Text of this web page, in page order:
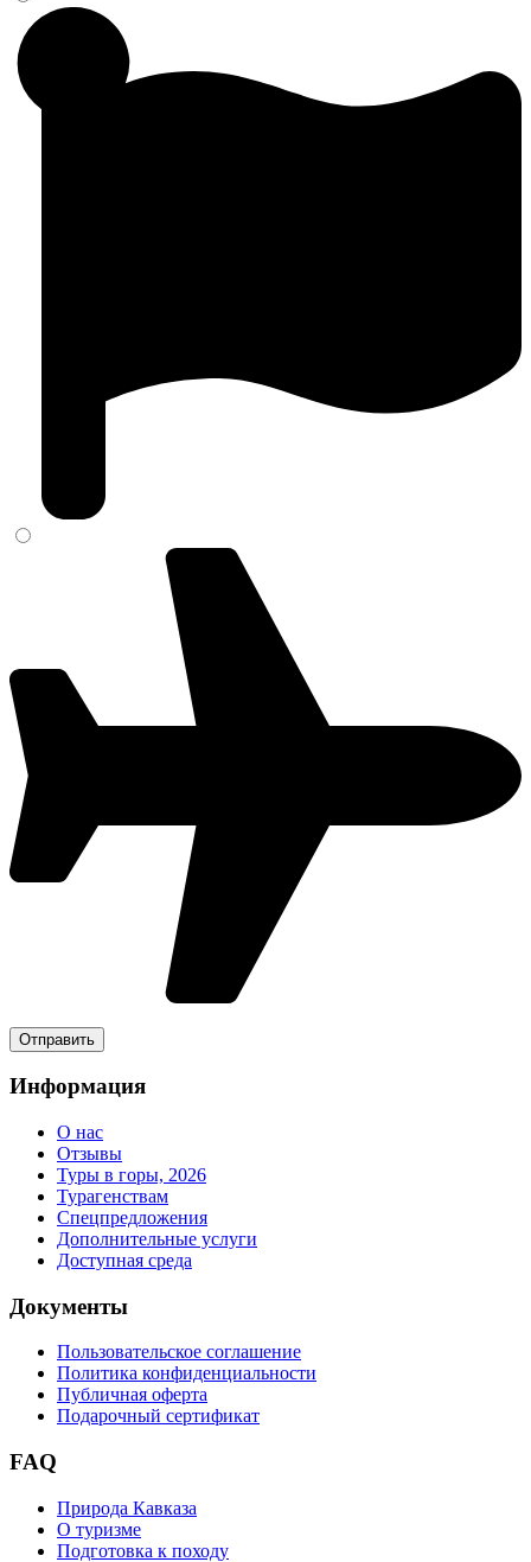
Информация
О нас
Отзывы
Туры в горы, 2026
Турагенствам
Спецпредложения
Дополнительные услуги
Доступная среда
Документы
Пользовательское соглашение
Политика конфиденциальности
Публичная оферта
Подарочный сертификат
FAQ
Природа Кавказа
О туризме
Подготовка к походу